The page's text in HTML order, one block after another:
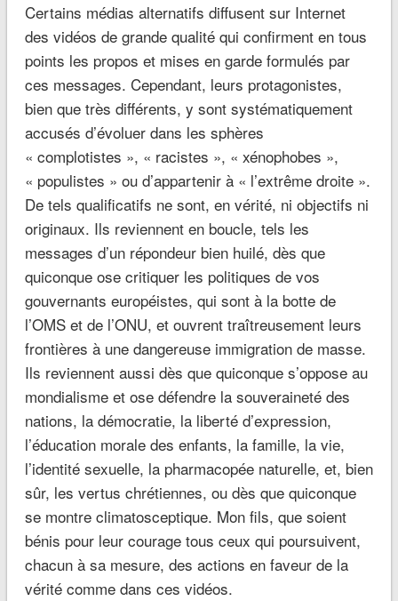
Certains médias alternatifs diffusent sur Internet
des vidéos de grande qualité qui confirment en tous
points les propos et mises en garde formulés par
ces messages. Cependant, leurs protagonistes,
bien que très différents, y sont systématiquement
accusés d’évoluer dans les sphères
« complotistes », « racistes », « xénophobes »,
« populistes » ou d’appartenir à « l’extrême droite ».
De tels qualificatifs ne sont, en vérité, ni objectifs ni
originaux. Ils reviennent en boucle, tels les
messages d’un répondeur bien huilé, dès que
quiconque ose critiquer les politiques de vos
gouvernants européistes, qui sont à la botte de
l’OMS et de l’ONU, et ouvrent traîtreusement leurs
frontières à une dangereuse immigration de masse.
Ils reviennent aussi dès que quiconque s’oppose au
mondialisme et ose défendre la souveraineté des
nations, la démocratie, la liberté d’expression,
l’éducation morale des enfants, la famille, la vie,
l’identité sexuelle, la pharmacopée naturelle, et, bien
sûr, les vertus chrétiennes, ou dès que quiconque
se montre climatosceptique. Mon fils, que soient
bénis pour leur courage tous ceux qui poursuivent,
chacun à sa mesure, des actions en faveur de la
vérité comme dans ces vidéos.